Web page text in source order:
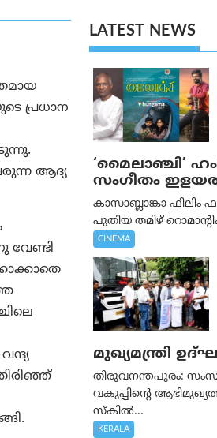
പ്രധാന
ആദ്യ
വേണ്ടി
LATEST NEWS
‘മൈലാഞ്ചി’
സംഗീതം
കാസാബ്ലാങ്കാ ഫിലിം
പുതിയ തമിഴ്
CINEMA
മുഖ്യമന്ത്രി
തിരുവനന്തപുരം:
വകുപ്പിന്റെ
സ്കിൽ...
KERALA